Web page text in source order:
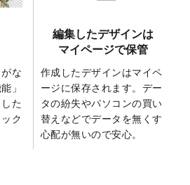
ました。
グテープのデザインテンプレート
しました。
るデータ形式が増えました。
psd、eps、tifに対応）
版4月始まりのカレンダーデザイン
な
」
た
ク
編集したデザインは
マイページで保管
作成したデザインはマイペ
ージに保存されます。デー
タの紛失やパソコンの買い
替えなどでデータを無くす
心配が無いので安心。